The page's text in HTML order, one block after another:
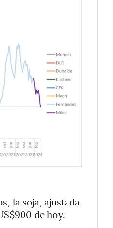
la soja, ajustada
de hoy.